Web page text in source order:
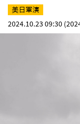
美日軍演
2024.10.23 09:30